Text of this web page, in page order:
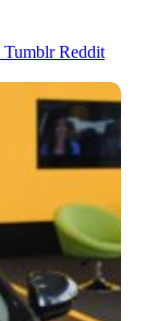
Tumblr Reddit